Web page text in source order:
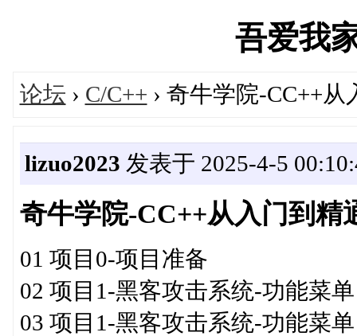
吾爱我
论坛 › C/C++ › 奇牛学院-CC++
lizuo2023 发表于 2025-4-5
奇牛学院-CC++从入门到精
01 项目0-项目准备
02 项目1-黑客攻击系统-功能菜
03 项目1-黑客攻击系统-功能菜